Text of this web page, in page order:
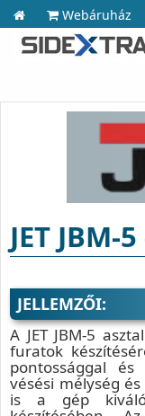
Webáruház
JET JBM-
JELLEMZŐI:
A JET JBM-5
furatok
pontossággal
vésési mélység
is a gép